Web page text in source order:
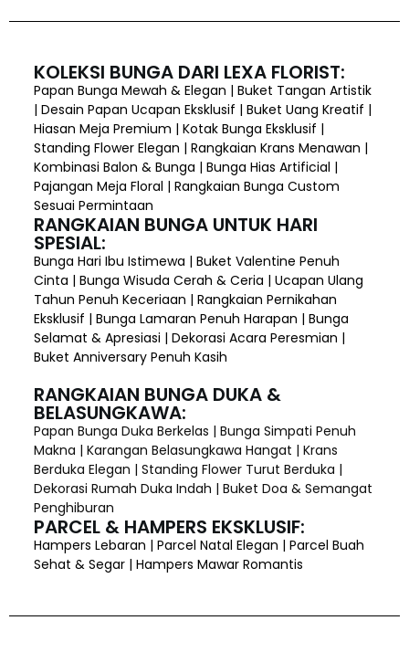
KOLEKSI BUNGA DARI LEXA FLORIST:
Papan Bunga Mewah & Elegan | Buket Tangan Artistik
| Desain Papan Ucapan Eksklusif | Buket Uang Kreatif |
Hiasan Meja Premium | Kotak Bunga Eksklusif |
Standing Flower Elegan | Rangkaian Krans Menawan |
Kombinasi Balon & Bunga | Bunga Hias Artificial |
Pajangan Meja Floral | Rangkaian Bunga Custom
Sesuai Permintaan
RANGKAIAN BUNGA UNTUK HARI
SPESIAL:
Bunga Hari Ibu Istimewa | Buket Valentine Penuh
Cinta | Bunga Wisuda Cerah & Ceria | Ucapan Ulang
Tahun Penuh Keceriaan | Rangkaian Pernikahan
Eksklusif | Bunga Lamaran Penuh Harapan | Bunga
Selamat & Apresiasi | Dekorasi Acara Peresmian |
Buket Anniversary Penuh Kasih
RANGKAIAN BUNGA DUKA &
BELASUNGKAWA:
Papan Bunga Duka Berkelas | Bunga Simpati Penuh
Makna | Karangan Belasungkawa Hangat | Krans
Berduka Elegan | Standing Flower Turut Berduka |
Dekorasi Rumah Duka Indah | Buket Doa & Semangat
Penghiburan
PARCEL & HAMPERS EKSKLUSIF:
Hampers Lebaran | Parcel Natal Elegan | Parcel Buah
Sehat & Segar | Hampers Mawar Romantis